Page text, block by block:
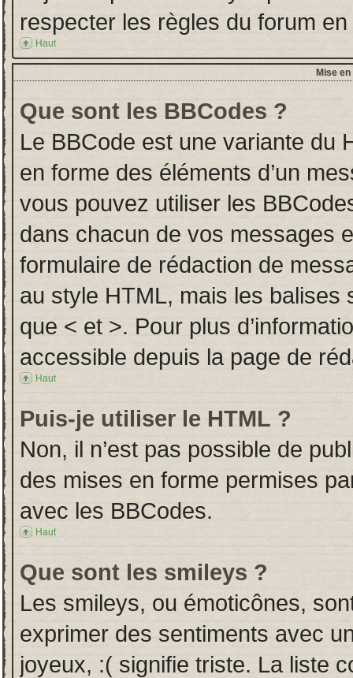
respecter les règles du forum
Haut
Mise
Que sont les BBCodes ?
Le BBCode est une variante du
en forme des éléments d’un
vous pouvez utiliser les
dans chacun de vos messages
formulaire de rédaction de
au style HTML, mais les
que < et >. Pour plus
accessible depuis la page de
Haut
Puis-je utiliser le HTML ?
Non, il n’est pas possible de
des mises en forme permises
avec les BBCodes.
Haut
Que sont les smileys ?
Les smileys, ou émoticônes,
exprimer des sentiments avec
joyeux, :( signifie triste. La liste